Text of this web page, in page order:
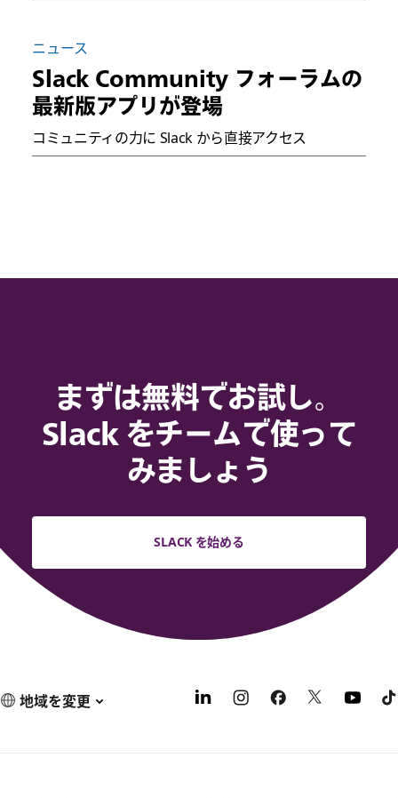
ニュース
Slack Community フォーラムの
最新版アプリが登場
コミュニティの力に Slack から直接アクセス
まずは無料でお試し。
Slack をチームで使って
みましょう
SLACK を始める
地域を変更